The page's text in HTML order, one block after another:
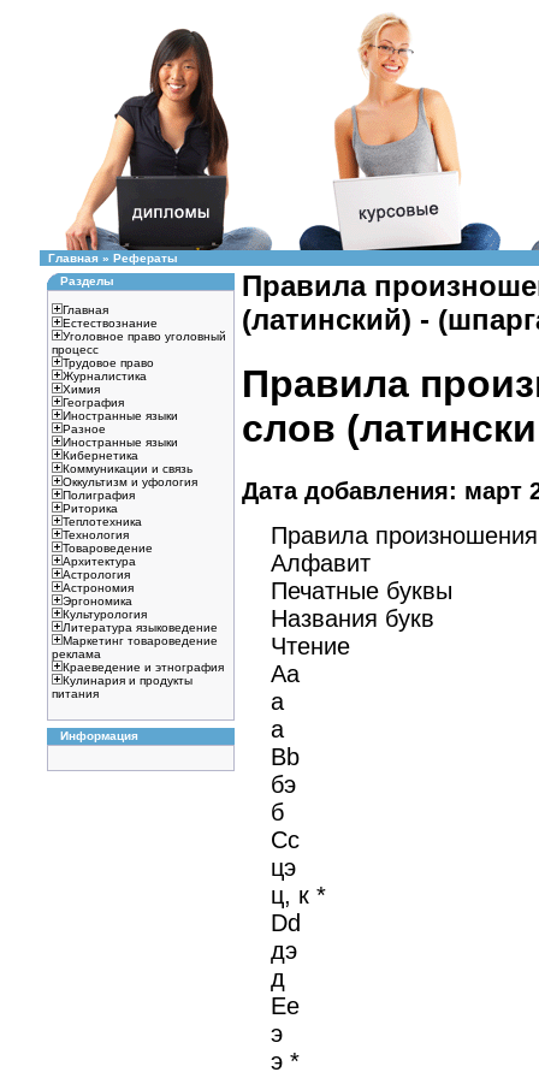
Главная » Рефераты
Разделы
Главная
Естествознание
Уголовное право уголовный
процесс
Трудовое право
Журналистика
Химия
География
Иностранные языки
Разное
Иностранные языки
Кибернетика
Коммуникации и связь
Оккультизм и уфология
Полиграфия
Риторика
Теплотехника
Технология
Товароведение
Архитектура
Астрология
Астрономия
Эргономика
Культурология
Литература языковедение
Маркетинг товароведение
реклама
Краеведение и этнография
Кулинария и продукты
питания
Информация
Правила
(латинский) -
Правила
слов
Дата добавления: март
Правила произношения
Алфавит
Печатные буквы
Названия букв
Чтение
Aa
а
а
Bb
бэ
б
Cc
цэ
ц, к *
Dd
дэ
д
Ee
э
э *